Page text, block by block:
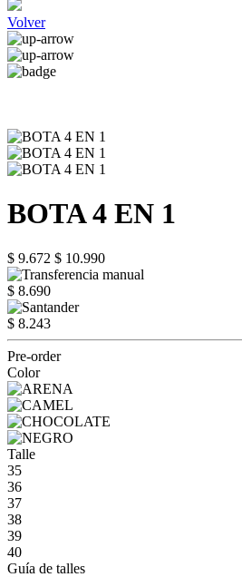
Volver
BOTA 4 EN 1
$ 9.672 $ 10.990
$ 8.690
$ 8.243
Pre-order
Color
Talle
35
36
37
38
39
40
Guía de talles